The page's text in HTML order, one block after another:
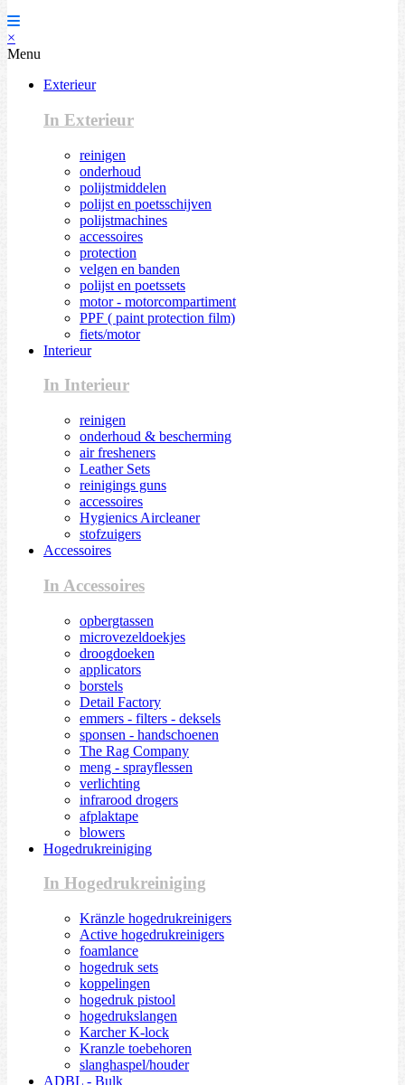
×
Menu
Exterieur
In Exterieur
reinigen
onderhoud
polijstmiddelen
polijst en poetsschijven
polijstmachines
accessoires
protection
velgen en banden
polijst en poetssets
motor - motorcompartiment
PPF ( paint protection film)
fiets/motor
Interieur
In Interieur
reinigen
onderhoud & bescherming
air fresheners
Leather Sets
reinigings guns
accessoires
Hygienics Aircleaner
stofzuigers
Accessoires
In Accessoires
opbergtassen
microvezeldoekjes
droogdoeken
applicators
borstels
Detail Factory
emmers - filters - deksels
sponsen - handschoenen
The Rag Company
meng - sprayflessen
verlichting
infrarood drogers
afplaktape
blowers
Hogedrukreiniging
In Hogedrukreiniging
Kränzle hogedrukreinigers
Active hogedrukreinigers
foamlance
hogedruk sets
koppelingen
hogedruk pistool
hogedrukslangen
Karcher K-lock
Kranzle toebehoren
slanghaspel/houder
ADBL - Bulk